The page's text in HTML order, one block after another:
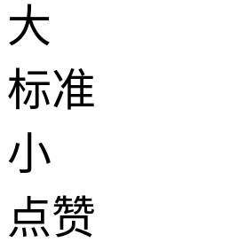
大
标准
小
点赞